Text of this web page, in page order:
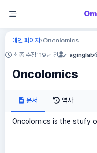
메인 페이지»Oncolomics
최종 수정: 19년 전 aginglab
Oncolomics
문서 역사
Oncolomics is the stufy